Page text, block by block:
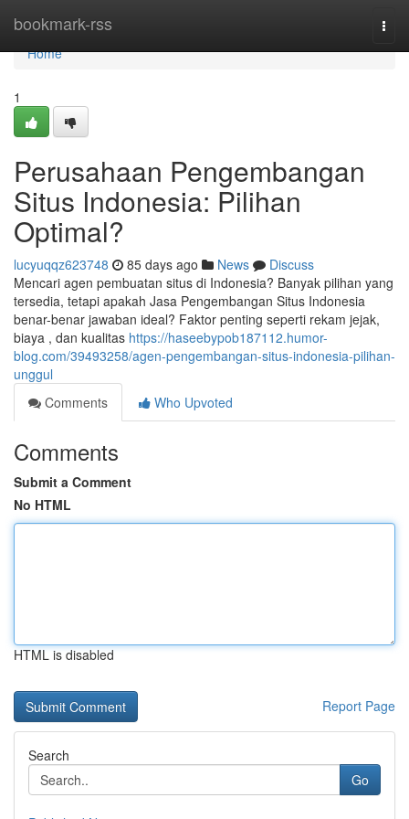
bookmark-rss
Home
Home
1
Perusahaan Pengembangan
Situs Indonesia: Pilihan
Optimal?
lucyuqqz623748 85 days ago News
Discuss
Mencari agen pembuatan situs di Indonesia? Banyak pilihan yang
tersedia, tetapi apakah Jasa Pengembangan Situs Indonesia
benar-benar jawaban ideal? Faktor penting seperti rekam jejak,
biaya , dan kualitas https://haseebypob187112.humor-
blog.com/39493258/agen-pengembangan-situs-indonesia-pilihan-
unggul
Comments
Who Upvoted
Comments
Submit a Comment
No HTML
HTML is disabled
Report Page
Search
Go